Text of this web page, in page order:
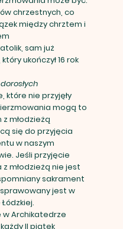
chrzestnych, co
między chrztem i
sam już
ukończył 16 rok
które nie przyjęły
mogą to
młodzieżą
się do przyjęcia
w naszym
Jeśli przyjęcie
młodzieżą nie jest
sakrament
jest w
w Archikatedrze
II piątek